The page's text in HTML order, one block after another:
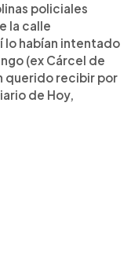
policiales
la calle
lo habían intentado
(ex Cárcel de
querido recibir por
de Hoy,